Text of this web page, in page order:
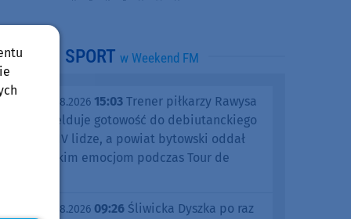
SPORT w Weekend FM
piątek, 07.08.2026 15:03 Trener piłkarzy Rawysa
Raciąż melduje gotowość do debiutanckiego
sezonu w IV lidze, a powiat bytowski oddał
się kolarskim emocjom podczas Tour de
piątek, 07.08.2026 09:26 Śliwicka Dyszka po raz